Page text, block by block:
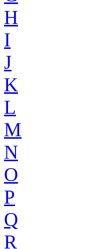
H
I
J
K
L
M
N
O
P
Q
R